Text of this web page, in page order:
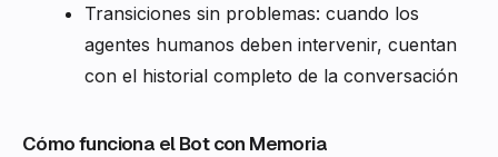
Transiciones sin problemas: cuando los
agentes humanos deben intervenir, cuentan
con el historial completo de la conversación
Cómo funciona el Bot con Memoria